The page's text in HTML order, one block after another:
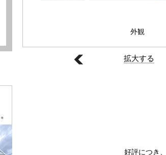
拡大する
外観
好評につき